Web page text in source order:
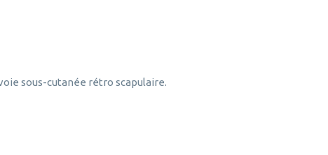
sous-cutanée rétro scapulaire.